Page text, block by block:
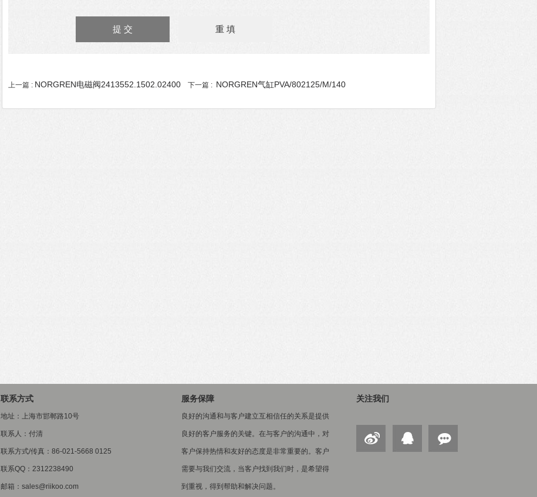
上一篇 : NORGREN电磁阀2413552.1502.02400 下一篇 : NORGREN气缸PVA/802125/M/140
联系方式
地址：上海市邯郸路10号
联系人：付清
联系方式/传真：86-021-5668 0125
联系QQ：2312238490
邮箱：sales@riikoo.com
服务保障
良好的沟通和与客户建立互相信任的关系是提供
良好的客户服务的关键。在与客户的沟通中，对
客户保持热情和友好的态度是非常重要的。客户
需要与我们交流，当客户找到我们时，是希望得
到重视，得到帮助和解决问题。
关注我们